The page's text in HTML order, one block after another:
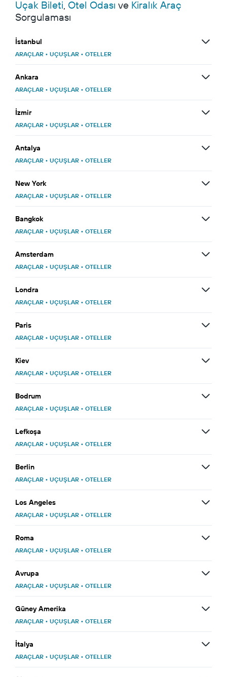
Uçak Bileti, Otel Odası ve Kiralık Araç
Sorgulaması
İstanbul
ARAÇLAR • UÇUŞLAR • OTELLER
Ankara
ARAÇLAR • UÇUŞLAR • OTELLER
İzmir
ARAÇLAR • UÇUŞLAR • OTELLER
Antalya
ARAÇLAR • UÇUŞLAR • OTELLER
New York
ARAÇLAR • UÇUŞLAR • OTELLER
Bangkok
ARAÇLAR • UÇUŞLAR • OTELLER
Amsterdam
ARAÇLAR • UÇUŞLAR • OTELLER
Londra
ARAÇLAR • UÇUŞLAR • OTELLER
Paris
ARAÇLAR • UÇUŞLAR • OTELLER
Kiev
ARAÇLAR • UÇUŞLAR • OTELLER
Bodrum
ARAÇLAR • UÇUŞLAR • OTELLER
Lefkoşa
ARAÇLAR • UÇUŞLAR • OTELLER
Berlin
ARAÇLAR • UÇUŞLAR • OTELLER
Los Angeles
ARAÇLAR • UÇUŞLAR • OTELLER
Roma
ARAÇLAR • UÇUŞLAR • OTELLER
Avrupa
ARAÇLAR • UÇUŞLAR • OTELLER
Güney Amerika
ARAÇLAR • UÇUŞLAR • OTELLER
İtalya
ARAÇLAR • UÇUŞLAR • OTELLER